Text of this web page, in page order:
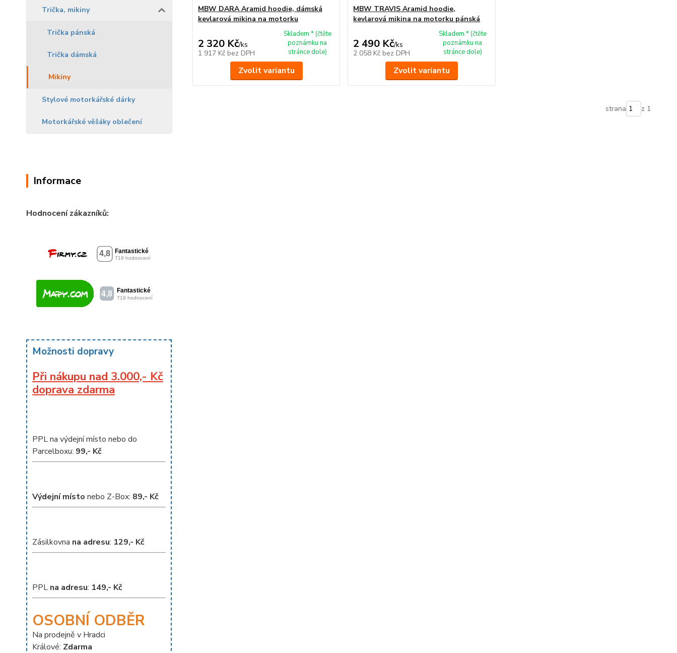
Trička, mikiny
Trička pánská
Trička dámská
Mikiny
Stylové motorkářské dárky
Motorkářské věšáky oblečení
Informace
Hodnocení zákazníků:
Možnosti dopravy
Při nákupu nad 3.000,- Kč
doprava zdarma
PPL na výdejní místo nebo do
Parcelboxu: 99,- Kč
Výdejní místo nebo Z-Box: 89,- Kč
Zásilkovna na adresu: 129,- Kč
PPL na adresu: 149,- Kč
OSOBNÍ ODBĚR
Na prodejně v Hradci
Králové: Zdarma
MBW DARA Aramid hoodie, dámská
kevlarová mikina na motorku
2 320 Kč/ks
1 917 Kč bez DPH
Skladem * (čtěte
poznámku na
stránce dole)
Zvolit variantu
MBW TRAVIS Aramid hoodie,
kevlarová mikina na motorku pánská
2 490 Kč/ks
2 058 Kč bez DPH
Skladem * (čtěte
poznámku na
stránce dole)
Zvolit variantu
strana z 1